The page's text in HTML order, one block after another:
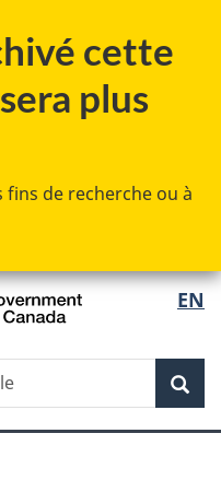
cette
plus
fins de recherche ou à
de
la
EN